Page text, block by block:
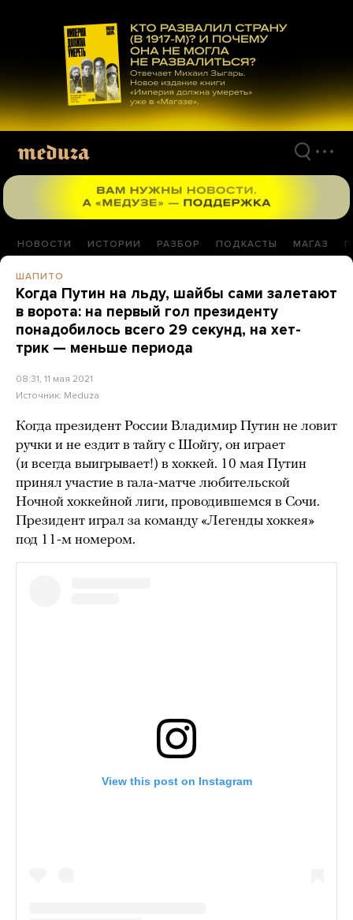
материалам
НОВОСТИ ИСТОРИИ РАЗБОР ПОДКАСТЫ МАГАЗ
ШАПИТО
Когда Путин на льду, шайбы сами залетают
в ворота: на первый гол президенту
понадобилось всего 29 секунд, на хет-
трик — меньше периода
08:31, 11 мая 2021
Источник: Meduza
Когда президент России Владимир Путин не ловит
ручки и не ездит в тайгу с Шойгу, он играет
(и всегда выигрывает!) в хоккей. 10 мая Путин
принял участие в гала-матче любительской
Ночной хоккейной лиги, проводившемся в Сочи.
Президент играл за команду «Легенды хоккея»
под 11-м номером.